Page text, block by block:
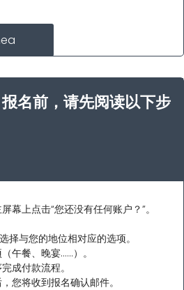
名前，请先阅读以下步
幕上点击“您还没有任何账户？”。
择与您的地位相对应的选项。
午餐、晚宴……）。
成付款流程。
您将收到报名确认邮件。